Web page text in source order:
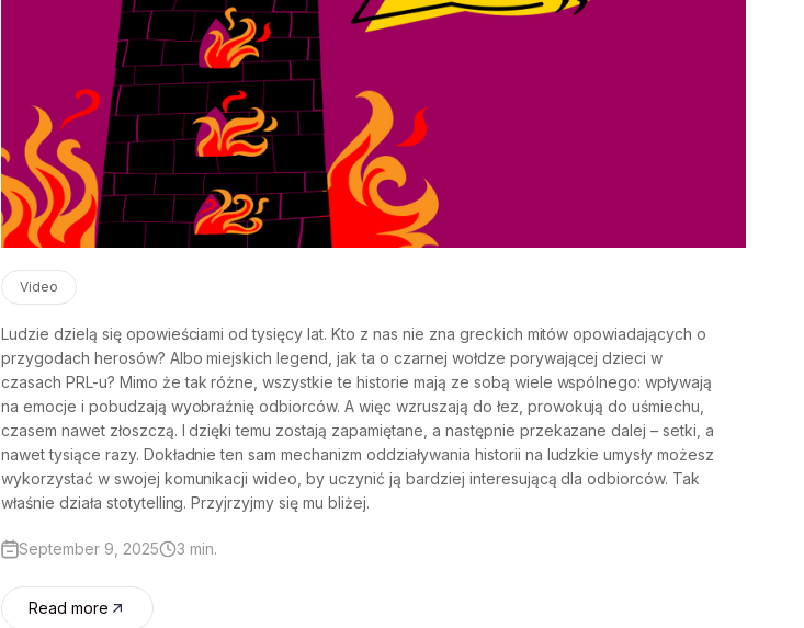
Video
Ludzie dzielą się opowieściami od tysięcy lat. Kto z nas nie zna greckich mitów opowiadających o
przygodach herosów? Albo miejskich legend, jak ta o czarnej wołdze porywającej dzieci w
czasach PRL-u? Mimo że tak różne, wszystkie te historie mają ze sobą wiele wspólnego: wpływają
na emocje i pobudzają wyobraźnię odbiorców. A więc wzruszają do łez, prowokują do uśmiechu,
czasem nawet złoszczą. I dzięki temu zostają zapamiętane, a następnie przekazane dalej – setki, a
nawet tysiące razy. Dokładnie ten sam mechanizm oddziaływania historii na ludzkie umysły możesz
wykorzystać w swojej komunikacji wideo, by uczynić ją bardziej interesującą dla odbiorców. Tak
właśnie działa stotytelling. Przyjrzyjmy się mu bliżej.
September 9, 2025 3 min.
Read more